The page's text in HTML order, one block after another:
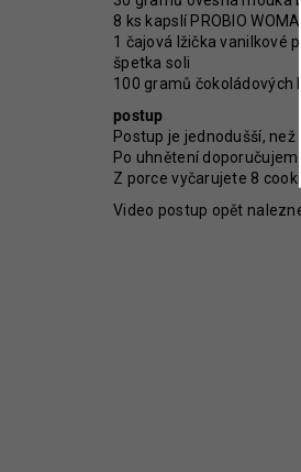
8 ks kapslí PROBIO
1 čajová lžička vanilkové
špetka soli
100 gramů čokoládových
postup
Postup je jednodušší,
Po uhnětení
Z porce vyčarujete 8
Video postup opět